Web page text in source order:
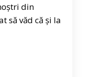
din
să văd că și la